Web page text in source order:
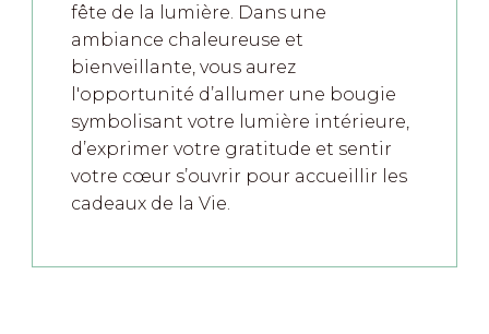
fête de la lumière. Dans une
ambiance chaleureuse et
bienveillante, vous aurez
l'opportunité d’allumer une bougie
symbolisant votre lumière intérieure,
d’exprimer votre gratitude et sentir
votre cœur s’ouvrir pour accueillir les
cadeaux de la Vie.